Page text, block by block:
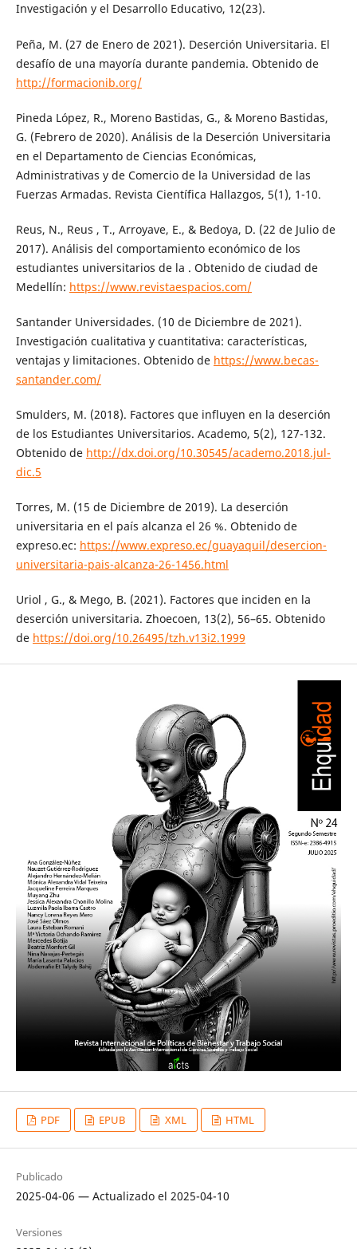
Investigación y el Desarrollo Educativo, 12(23).
Peña, M. (27 de Enero de 2021). Deserción Universitaria. El
desafío de una mayoría durante pandemia. Obtenido de
http://formacionib.org/
Pineda López, R., Moreno Bastidas, G., & Moreno Bastidas,
G. (Febrero de 2020). Análisis de la Deserción Universitaria
en el Departamento de Ciencias Económicas,
Administrativas y de Comercio de la Universidad de las
Fuerzas Armadas. Revista Científica Hallazgos, 5(1), 1-10.
Reus, N., Reus , T., Arroyave, E., & Bedoya, D. (22 de Julio de
2017). Análisis del comportamiento económico de los
estudiantes universitarios de la . Obtenido de ciudad de
Medellín: https://www.revistaespacios.com/
Santander Universidades. (10 de Diciembre de 2021).
Investigación cualitativa y cuantitativa: características,
ventajas y limitaciones. Obtenido de https://www.becas-
santander.com/
Smulders, M. (2018). Factores que influyen en la deserción
de los Estudiantes Universitarios. Academo, 5(2), 127-132.
Obtenido de http://dx.doi.org/10.30545/academo.2018.jul-
dic.5
Torres, M. (15 de Diciembre de 2019). La deserción
universitaria en el país alcanza el 26 %. Obtenido de
expreso.ec: https://www.expreso.ec/guayaquil/desercion-
universitaria-pais-alcanza-26-1456.html
Uriol , G., & Mego, B. (2021). Factores que inciden en la
deserción universitaria. Zhoecoen, 13(2), 56–65. Obtenido
de https://doi.org/10.26495/tzh.v13i2.1999
PDF EPUB XML HTML
Publicado
2025-04-06 — Actualizado el 2025-04-10
Versiones